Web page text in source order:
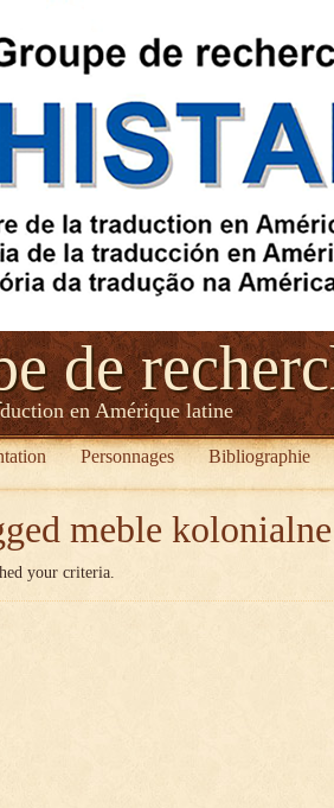
de
en Amérique latine
Personnages Bibliographie
meble kolonialne
your criteria.